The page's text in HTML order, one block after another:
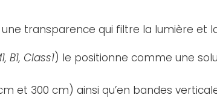
transparence qui filtre la lumière et
B1, Class1) le positionne comme une
et 300 cm) ainsi qu’en bandes